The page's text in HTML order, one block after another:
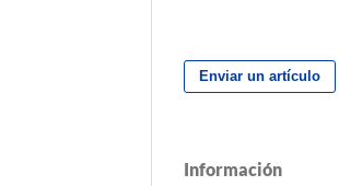
Enviar un artículo
Información